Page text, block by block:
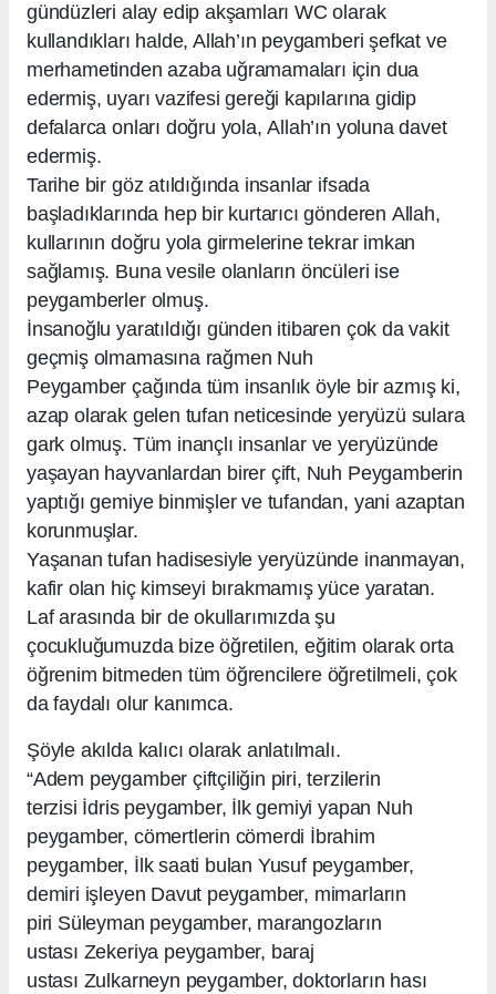
gündüzleri alay edip akşamları WC olarak
kullandıkları halde, Allah’ın peygamberi şefkat ve
merhametinden azaba uğramamaları için dua
edermiş, uyarı vazifesi gereği kapılarına gidip
defalarca onları doğru yola, Allah’ın yoluna davet
edermiş.
Tarihe bir göz atıldığında insanlar ifsada
başladıklarında hep bir kurtarıcı gönderen Allah,
kullarının doğru yola girmelerine tekrar imkan
sağlamış. Buna vesile olanların öncüleri ise
peygamberler olmuş.
İnsanoğlu yaratıldığı günden itibaren çok da vakit
geçmiş olmamasına rağmen Nuh
Peygamber çağında tüm insanlık öyle bir azmış ki,
azap olarak gelen tufan neticesinde yeryüzü sulara
gark olmuş. Tüm inançlı insanlar ve yeryüzünde
yaşayan hayvanlardan birer çift, Nuh Peygamberin
yaptığı gemiye binmişler ve tufandan, yani azaptan
korunmuşlar.
Yaşanan tufan hadisesiyle yeryüzünde inanmayan,
kafir olan hiç kimseyi bırakmamış yüce yaratan.
Laf arasında bir de okullarımızda şu
çocukluğumuzda bize öğretilen, eğitim olarak orta
öğrenim bitmeden tüm öğrencilere öğretilmeli, çok
da faydalı olur kanımca.
Şöyle akılda kalıcı olarak anlatılmalı.
“Adem peygamber çiftçiliğin piri, terzilerin
terzisi İdris peygamber, İlk gemiyi yapan Nuh
peygamber, cömertlerin cömerdi İbrahim
peygamber, İlk saati bulan Yusuf peygamber,
demiri işleyen Davut peygamber, mimarların
piri Süleyman peygamber, marangozların
ustası Zekeriya peygamber, baraj
ustası Zulkarneyn peygamber, doktorların hası